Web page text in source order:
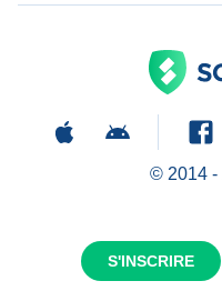
S'INSCRIRE
© 2014 -